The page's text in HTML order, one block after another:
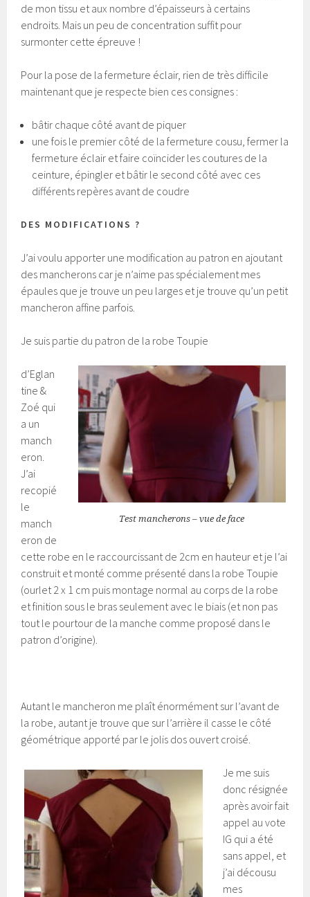
de mon tissu et aux nombre d’épaisseurs à certains
endroits. Mais un peu de concentration suffit pour
surmonter cette épreuve !
Pour la pose de la fermeture éclair, rien de très difficile
maintenant que je respecte bien ces consignes :
bâtir chaque côté avant de piquer
une fois le premier côté de la fermeture cousu, fermer la
fermeture éclair et faire coïncider les coutures de la
ceinture, épingler et bâtir le second côté avec ces
différents repères avant de coudre
DES MODIFICATIONS ?
J’ai voulu apporter une modification au patron en ajoutant
des mancherons car je n’aime pas spécialement mes
épaules que je trouve un peu larges et je trouve qu’un petit
mancheron affine parfois.
Je suis partie du patron de la robe Toupie
Test mancherons – vue de face
d’Eglan
tine &
Zoé qui
a un
manch
eron.
J’ai
recopié
le
manch
eron de
cette robe en le raccourcissant de 2cm en hauteur et je l’ai
construit et monté comme présenté dans la robe Toupie
(ourlet 2 x 1 cm puis montage normal au corps de la robe
et finition sous le bras seulement avec le biais (et non pas
tout le pourtour de la manche comme proposé dans le
patron d’origine).
Autant le mancheron me plaît énormément sur l’avant de
la robe, autant je trouve que sur l’arrière il casse le côté
géométrique apporté par le jolis dos ouvert croisé.
Je me suis
donc résignée
après avoir fait
appel au vote
IG qui a été
sans appel, et
j’ai décousu
mes